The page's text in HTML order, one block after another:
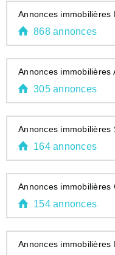
Annonces immobilières
868 annonces
Annonces immobilières
305 annonces
Annonces immobilières
164 annonces
Annonces immobilières
154 annonces
Annonces immobilières